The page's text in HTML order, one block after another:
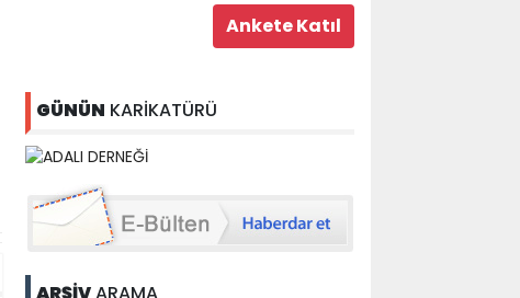
GÜNÜN KARİKATÜRÜ